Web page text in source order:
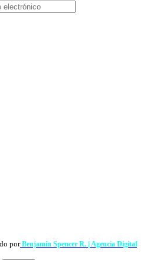
porBenjamín Spencer R. | Agencia Digital